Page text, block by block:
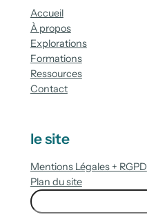
Accueil
À propos
Explorations
Formations
Ressources
Contact
le site
Mentions Légales + RGPD
Plan du site
R
e